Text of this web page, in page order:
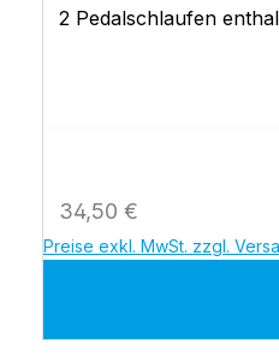
2 Pedalschlaufen
Regulärer Preis:
34,50 €
Preise exkl. MwSt. zzgl.